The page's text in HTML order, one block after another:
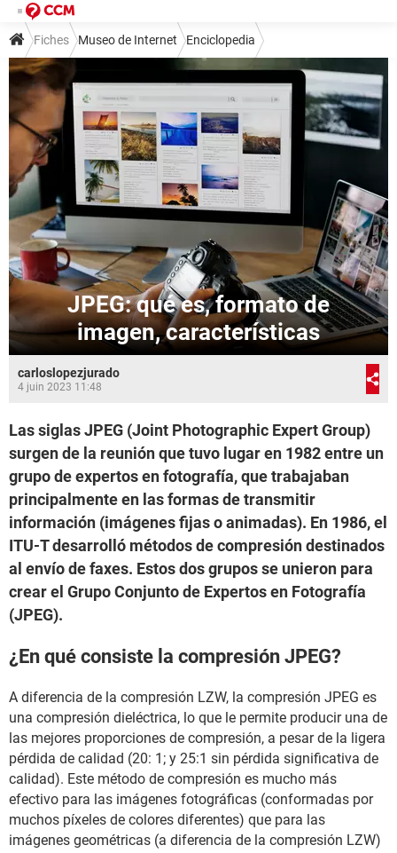
Fiches Museo de Internet Enciclopedia
JPEG: qué es, formato de
imagen, características
carloslopezjurado
4 juin 2023 11:48
Las siglas JPEG (Joint Photographic Expert Group)
surgen de la reunión que tuvo lugar en 1982 entre un
grupo de expertos en fotografía, que trabajaban
principalmente en las formas de transmitir
información (imágenes fijas o animadas). En 1986, el
ITU-T desarrolló métodos de compresión destinados
al envío de faxes. Estos dos grupos se unieron para
crear el Grupo Conjunto de Expertos en Fotografía
(JPEG).
¿En qué consiste la compresión JPEG?
A diferencia de la compresión LZW, la compresión JPEG es
una compresión dieléctrica, lo que le permite producir una de
las mejores proporciones de compresión, a pesar de la ligera
pérdida de calidad (20: 1; y 25:1 sin pérdida significativa de
calidad). Este método de compresión es mucho más
efectivo para las imágenes fotográficas (conformadas por
muchos píxeles de colores diferentes) que para las
imágenes geométricas (a diferencia de la compresión LZW)